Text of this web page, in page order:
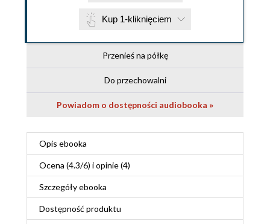
Kup 1-kliknięciem
Przenieś na półkę
Do przechowalni
Powiadom o dostępności audiobooka »
Opis ebooka
Ocena (4.3/6) i opinie (4)
Szczegółyebooka
Dostępność produktu